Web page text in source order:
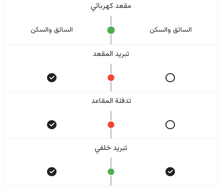
مقعد كهربائي
السائق والسکن السائق والسکن
تبريد المقعد
تدفئة المقاعد
تبريد خلفي